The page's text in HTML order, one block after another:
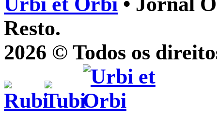
Resto.
2026 © Todos os